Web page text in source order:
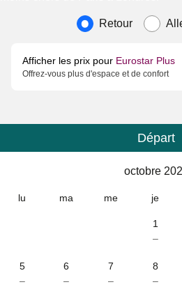
Type de voyage
Retour
Afficher les prix pour Eurostar Plus
Offrez-vous plus d'espace et de confort
Départ
octobre
lu ma me je
1
–
5
–
6
–
7
–
8
–